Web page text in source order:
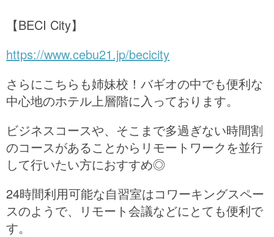
【BECI City】
https://www.cebu21.jp/becicity
さらにこちらも姉妹校！バギオの中でも便利な
中心地のホテル上層階に入っております。
ビジネスコースや、そこまで多過ぎない時間割
のコースがあることからリモートワークを並行
して行いたい方におすすめ◎
24時間利用可能な自習室はコワーキングスペー
スのようで、リモート会議などにとても便利で
す。